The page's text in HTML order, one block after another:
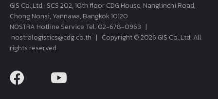
GIS Co.,Ltd : SCS 202, 10th floor CDG House, Nanglinchi Road,
Chong Nonsi, Yannawa, Bangkok 10120
NOSTRA Hotline Service Tel. 02-678-0963 |
nostralogistics@cdg.co.th | Copyright © 2026 GIS Co.,Ltd. All
rights reserved.